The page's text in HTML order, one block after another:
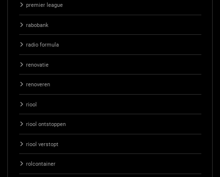
premier league
rabobank
radio formula
renovatie
renoveren
riool
riool ontstoppen
riool verstopt
rolcontainer